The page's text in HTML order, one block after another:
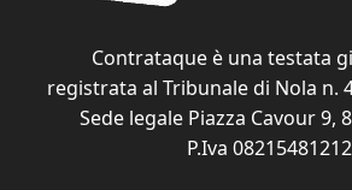
Contrataque è una testata
registrata al Tribunale di Nola n.
Sede legale Piazza Cavour 9,
P.Iva 08215481212